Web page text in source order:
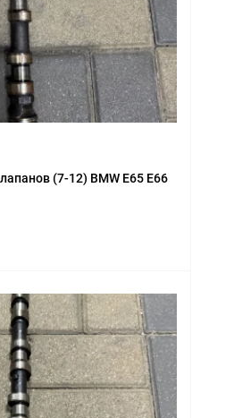
(7-12) BMW E65 E66